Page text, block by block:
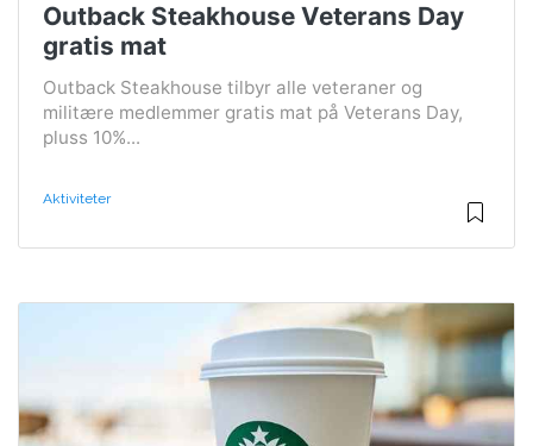
Outback Steakhouse Veterans Day
gratis mat
Outback Steakhouse tilbyr alle veteraner og
militære medlemmer gratis mat på Veterans Day,
pluss 10%...
Aktiviteter